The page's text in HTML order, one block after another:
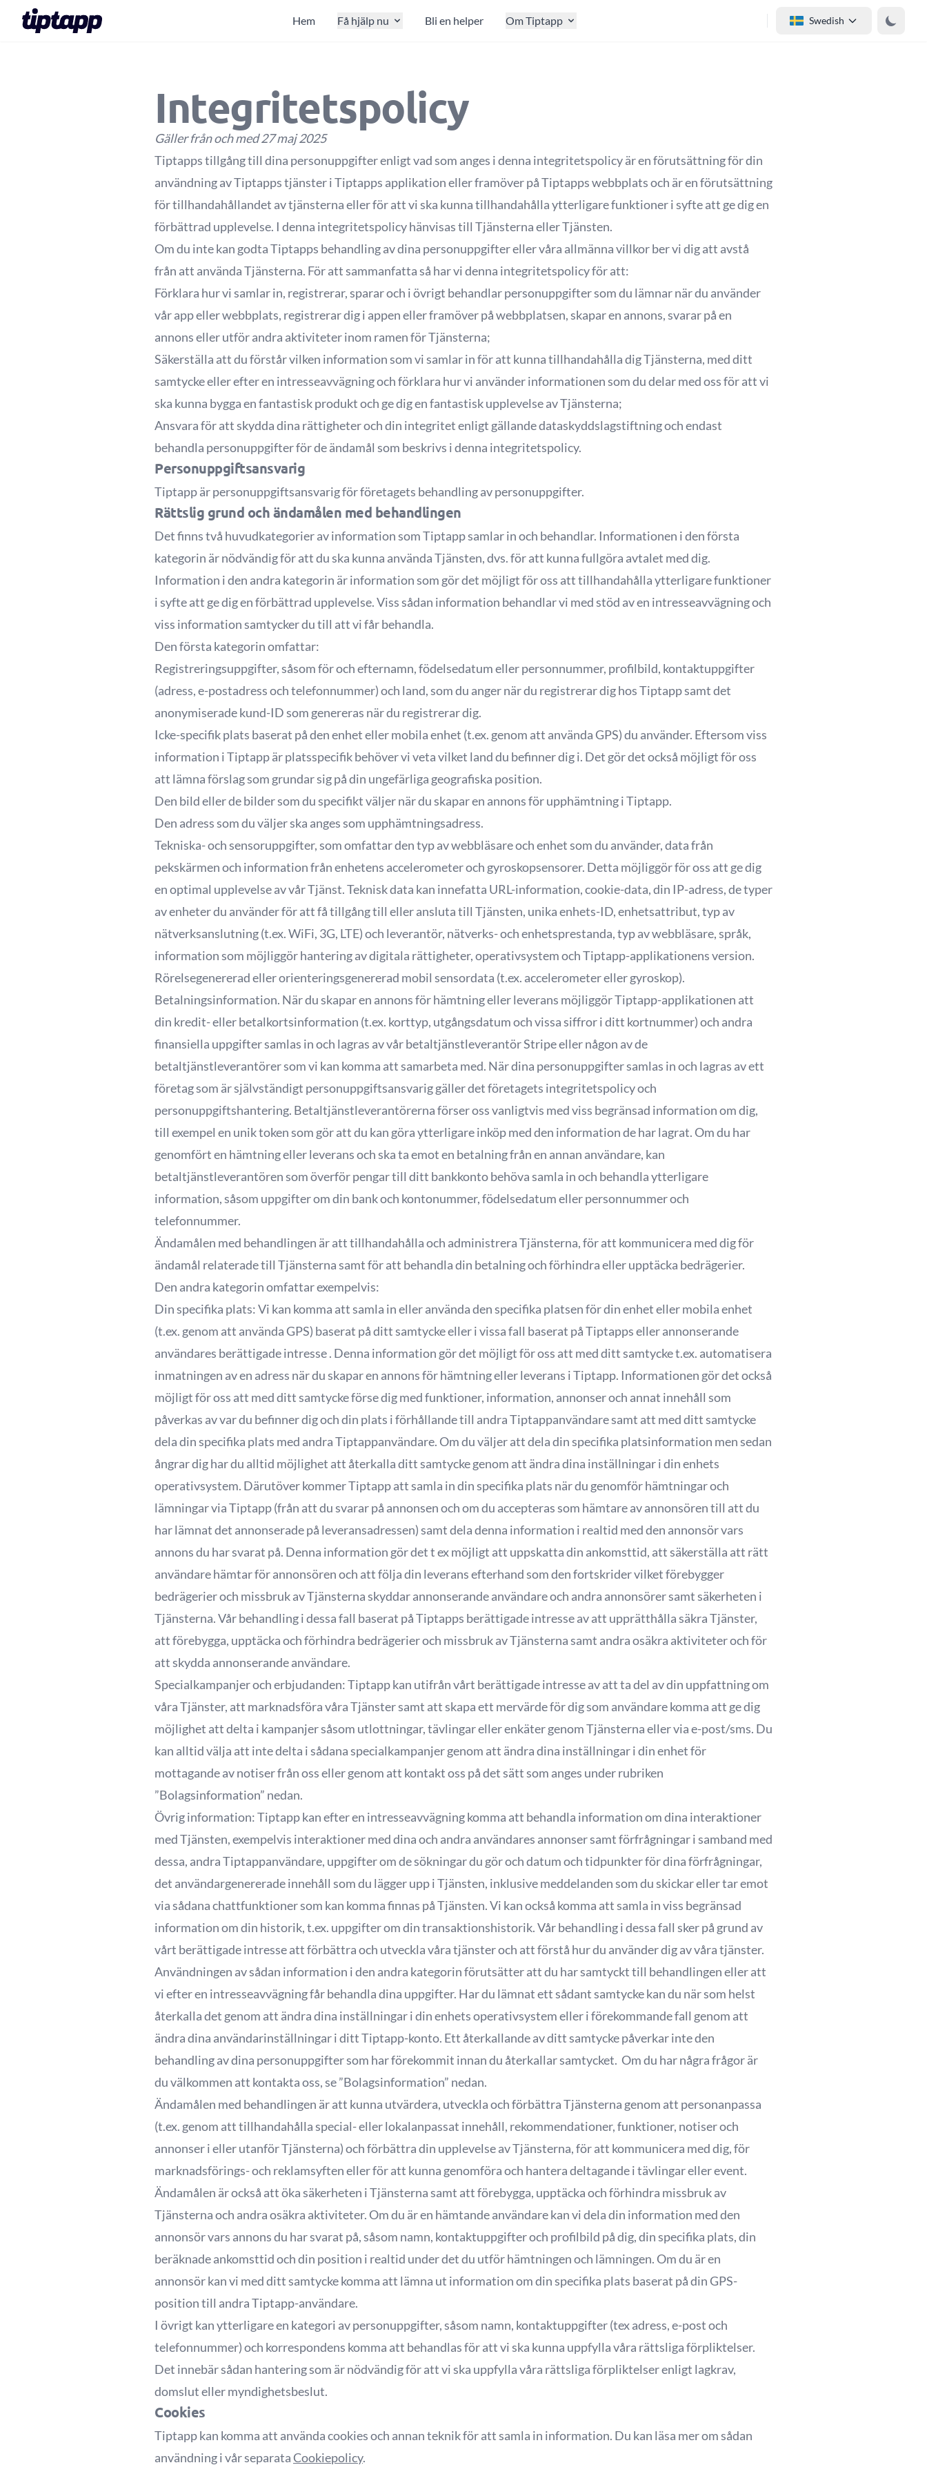
Swedish
Hem Få hjälp nu Bli en helper Om Tiptapp
Integritetspolicy
Gäller från och med 27 maj 2025
Tiptapps tillgång till dina personuppgifter enligt vad som anges i denna integritetspolicy är en förutsättning för din
användning av Tiptapps tjänster i Tiptapps applikation eller framöver på Tiptapps webbplats och är en förutsättning
för tillhandahållandet av tjänsterna eller för att vi ska kunna tillhandahålla ytterligare funktioner i syfte att ge dig en
förbättrad upplevelse. I denna integritetspolicy hänvisas till Tjänsterna eller Tjänsten.
Om du inte kan godta Tiptapps behandling av dina personuppgifter eller våra allmänna villkor ber vi dig att avstå
från att använda Tjänsterna. För att sammanfatta så har vi denna integritetspolicy för att:
Förklara hur vi samlar in, registrerar, sparar och i övrigt behandlar personuppgifter som du lämnar när du använder
vår app eller webbplats, registrerar dig i appen eller framöver på webbplatsen, skapar en annons, svarar på en
annons eller utför andra aktiviteter inom ramen för Tjänsterna;
Säkerställa att du förstår vilken information som vi samlar in för att kunna tillhandahålla dig Tjänsterna, med ditt
samtycke eller efter en intresseavvägning och förklara hur vi använder informationen som du delar med oss för att vi
ska kunna bygga en fantastisk produkt och ge dig en fantastisk upplevelse av Tjänsterna;
Ansvara för att skydda dina rättigheter och din integritet enligt gällande dataskyddslagstiftning och endast
behandla personuppgifter för de ändamål som beskrivs i denna integritetspolicy.
Personuppgiftsansvarig
Tiptappär personuppgiftsansvarig för företagets behandling av personuppgifter.
Rättslig grund och ändamålen med behandlingen
Det finns två huvudkategorier av information som Tiptapp samlar in och behandlar. Informationen i den första
kategorin är nödvändig för att du ska kunna använda Tjänsten, dvs. för att kunna fullgöra avtalet med dig.
Information i den andra kategorin är information som gör det möjligt för oss att tillhandahålla ytterligare funktioner
i syfte att ge dig en förbättrad upplevelse. Viss sådan information behandlar vi med stöd av en intresseavvägning och
viss information samtycker du till att vi får behandla.
Den första kategorin omfattar:
Registreringsuppgifter, såsom för och efternamn, födelsedatum eller personnummer, profilbild, kontaktuppgifter
(adress, e-postadress och telefonnummer) och land, som du anger när du registrerar dig hos Tiptapp samt det
anonymiserade kund-ID som genereras när du registrerar dig.
Icke-specifik plats baserat på den enhet eller mobila enhet (t.ex. genom att använda GPS) du använder. Eftersom viss
information i Tiptapp är platsspecifik behöver vi veta vilket land du befinner dig i. Det gör det också möjligt för oss
att lämna förslag som grundar sig på din ungefärliga geografiska position.
Den bild eller de bilder som du specifikt väljer när du skapar en annons för upphämtning i Tiptapp.
Den adress som du väljer ska anges som upphämtningsadress.
Tekniska- och sensoruppgifter, som omfattar den typ av webbläsare och enhet som du använder, data från
pekskärmen och information från enhetens accelerometer och gyroskopsensorer. Detta möjliggör för oss att ge dig
en optimal upplevelse av vår Tjänst. Teknisk data kan innefatta URL-information, cookie-data, din IP-adress, de typer
av enheter du använder för att få tillgång till eller ansluta till Tjänsten, unika enhets-ID, enhetsattribut, typ av
nätverksanslutning (t.ex. WiFi, 3G, LTE) och leverantör, nätverks- och enhetsprestanda, typ av webbläsare, språk,
information som möjliggör hantering av digitala rättigheter, operativsystem och Tiptapp-applikationens version.
Rörelsegenererad eller orienteringsgenererad mobil sensordata (t.ex. accelerometer eller gyroskop).
Betalningsinformation. När du skapar en annons för hämtning eller leverans möjliggör Tiptapp-applikationen att
din kredit- eller betalkortsinformation (t.ex. korttyp, utgångsdatum och vissa siffror i ditt kortnummer) och andra
finansiella uppgifter samlas in och lagras av vår betaltjänstleverantör Stripe eller någon av de
betaltjänstleverantörer som vi kan komma att samarbeta med. När dina personuppgifter samlas in och lagras av ett
företag som är självständigt personuppgiftsansvarig gäller det företagets integritetspolicy och
personuppgiftshantering. Betaltjänstleverantörerna förser oss vanligtvis med viss begränsad information om dig,
till exempel en unik token som gör att du kan göra ytterligare inköp med den information de har lagrat. Om du har
genomfört en hämtning eller leverans och ska ta emot en betalning från en annan användare, kan
betaltjänstleverantören som överför pengar till ditt bankkonto behöva samla in och behandla ytterligare
information, såsom uppgifter om din bank och kontonummer, födelsedatum eller personnummer och
telefonnummer.
Ändamålen med behandlingen är att tillhandahålla och administrera Tjänsterna, för att kommunicera med dig för
ändamål relaterade till Tjänsterna samt för att behandla din betalning och förhindra eller upptäcka bedrägerier.
Den andra kategorin omfattar exempelvis:
Din specifika plats: Vi kan komma att samla in eller använda den specifika platsen för din enhet eller mobila enhet
(t.ex. genom att använda GPS) baserat på ditt samtycke eller i vissa fall baserat på Tiptapps eller annonserande
användares berättigade intresse . Denna information gör det möjligt för oss att med ditt samtycke t.ex. automatisera
inmatningen av en adress när du skapar en annons för hämtning eller leverans i Tiptapp. Informationen gör det också
möjligt för oss att med ditt samtycke förse dig med funktioner, information, annonser och annat innehåll som
påverkas av var du befinner dig och din plats i förhållande till andra Tiptappanvändare samt att med ditt samtycke
dela din specifika plats med andra Tiptappanvändare. Om du väljer att dela din specifika platsinformation men sedan
ångrar dig har du alltid möjlighet att återkalla ditt samtycke genom att ändra dina inställningar i din enhets
operativsystem. Därutöver kommer Tiptapp att samla in din specifika plats när du genomför hämtningar och
lämningar via Tiptapp (från att du svarar på annonsen och om du accepteras som hämtare av annonsören till att du
har lämnat det annonserade på leveransadressen) samt dela denna information i realtid med den annonsör vars
annons du har svarat på. Denna information gör det t ex möjligt att uppskatta din ankomsttid, att säkerställa att rätt
användare hämtar för annonsören och att följa din leverans efterhand som den fortskrider vilket förebygger
bedrägerier och missbruk av Tjänsterna skyddar annonserande användare och andra annonsörer samt säkerheten i
Tjänsterna. Vår behandling i dessa fall baserat på Tiptapps berättigade intresse av att upprätthålla säkra Tjänster,
att förebygga, upptäcka och förhindra bedrägerier och missbruk av Tjänsterna samt andra osäkra aktiviteter och för
att skydda annonserande användare.
Specialkampanjer och erbjudanden: Tiptappkan utifrån vårt berättigade intresse av att ta del av din uppfattning om
våra Tjänster, att marknadsföra våra Tjänster samt att skapa ett mervärde för dig som användare komma att ge dig
möjlighet att delta i kampanjer såsom utlottningar, tävlingar eller enkäter genom Tjänsterna eller via e-post/sms. Du
kan alltid välja att inte delta i sådana specialkampanjer genom att ändra dina inställningar i din enhet för
mottagande av notiser från oss eller genom att kontakt oss på det sätt som anges under rubriken
”Bolagsinformation” nedan.
Övrig information: Tiptapp kan efter en intresseavvägning komma att behandla information om dina interaktioner
med Tjänsten, exempelvis interaktioner med dina och andra användares annonser samt förfrågningar i samband med
dessa, andra Tiptappanvändare, uppgifter om de sökningar du gör och datum och tidpunkter för dina förfrågningar,
det användargenererade innehåll som du lägger upp i Tjänsten, inklusive meddelanden som du skickar eller tar emot
via sådana chattfunktioner som kan komma finnas på Tjänsten. Vi kan också komma att samla in viss begränsad
information om din historik, t.ex. uppgifter om din transaktionshistorik. Vår behandling i dessa fall sker på grund av
vårt berättigade intresse att förbättra och utveckla våra tjänster och att förstå hur du använder dig av våra tjänster.
Användningen av sådan information i den andra kategorin förutsätter att du har samtyckt till behandlingen eller att
vi efter en intresseavvägning får behandla dina uppgifter. Har du lämnat ett sådant samtycke kan du när som helst
återkalla det genom att ändra dina inställningar i din enhets operativsystem eller i förekommande fall genom att
ändra dina användarinställningar i ditt Tiptapp-konto. Ett återkallande av ditt samtycke påverkar inte den
behandling av dina personuppgifter som har förekommit innan du återkallar samtycket. Om du har några frågor är
du välkommen att kontakta oss, se ”Bolagsinformation” nedan.
Ändamålen med behandlingen är att kunna utvärdera, utveckla och förbättra Tjänsterna genom att personanpassa
(t.ex. genom att tillhandahålla special- eller lokalanpassat innehåll, rekommendationer, funktioner, notiser och
annonser i eller utanför Tjänsterna) och förbättra din upplevelse av Tjänsterna, för att kommunicera med dig, för
marknadsförings- och reklamsyften eller för att kunna genomföra och hantera deltagande i tävlingar eller event.
Ändamålen är också att öka säkerheten i Tjänsterna samt att förebygga, upptäcka och förhindra missbruk av
Tjänsterna och andra osäkra aktiviteter. Om du är en hämtande användare kan vi dela din information med den
annonsör vars annons du har svarat på, såsom namn, kontaktuppgifter och profilbild på dig, din specifika plats, din
beräknade ankomsttid och din position i realtid under det du utför hämtningen och lämningen. Om du är en
annonsör kan vi med ditt samtycke komma att lämna ut information om din specifika plats baserat på din GPS-
position till andra Tiptapp-användare.
I övrigt kan ytterligare en kategori av personuppgifter, såsom namn, kontaktuppgifter (tex adress, e-post och
telefonnummer) och korrespondens komma att behandlas för att vi ska kunna uppfylla våra rättsliga förpliktelser.
Det innebär sådan hantering som är nödvändig för att vi ska uppfylla våra rättsliga förpliktelser enligt lagkrav,
domslut eller myndighetsbeslut.
Cookies
Tiptapp kan komma att använda cookies och annan teknik för att samla in information. Du kan läsa mer om sådan
användning i vår separataCookiepolicy.